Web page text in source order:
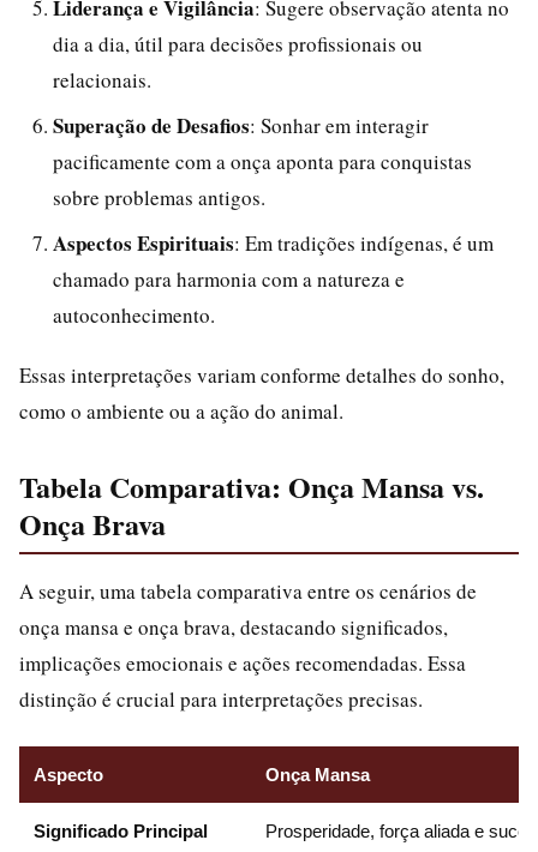
Liderança e Vigilância: Sugere observação atenta no
dia a dia, útil para decisões profissionais ou
relacionais.
Superação de Desafios: Sonhar em interagir
pacificamente com a onça aponta para conquistas
sobre problemas antigos.
Aspectos Espirituais: Em tradições indígenas, é um
chamado para harmonia com a natureza e
autoconhecimento.
Essas interpretações variam conforme detalhes do sonho,
como o ambiente ou a ação do animal.
Tabela Comparativa: Onça Mansa vs.
Onça Brava
A seguir, uma tabela comparativa entre os cenários de
onça mansa e onça brava, destacando significados,
implicações emocionais e ações recomendadas. Essa
distinção é crucial para interpretações precisas.
Aspecto Onça Mansa
Significado Principal Prosperidade, força aliada e